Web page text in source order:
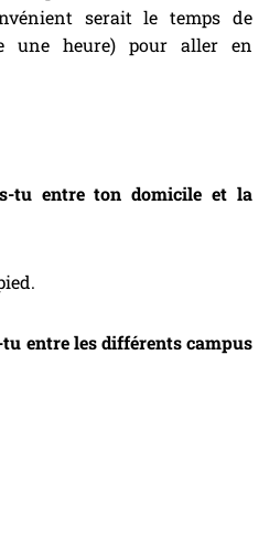
serait le temps de
une heure) pour aller en
tu entre ton domicile et la
entre les différents campus